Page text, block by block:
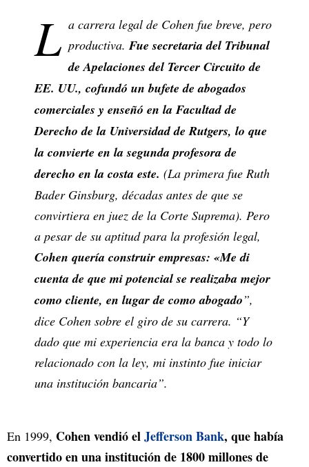
L a carrera legal de Cohen fue breve, pero
productiva.Fue secretaria del Tribunal
de Apelaciones del Tercer Circuito de
EE. UU., cofundó un bufete de abogados
comerciales y enseñó en la Facultad de
Derecho de la Universidad de Rutgers, lo que
la convierte en la segunda profesora de
derecho en la costa este. (La primera fue Ruth
Bader Ginsburg, décadas antes de que se
convirtiera en juez de la Corte Suprema). Pero
a pesar de su aptitud para la profesión legal,
Cohen quería construir empresas: «Me di
cuenta de que mi potencial se realizaba mejor
como cliente, en lugar de como abogado”,
dice Cohen sobre el giro de su carrera. “Y
dado que mi experiencia era la banca y todo lo
relacionado con la ley, mi instinto fue iniciar
una institución bancaria”.
En 1999, Cohen vendió elJefferson Bank, que había
convertido en una institución de 1800 millones de